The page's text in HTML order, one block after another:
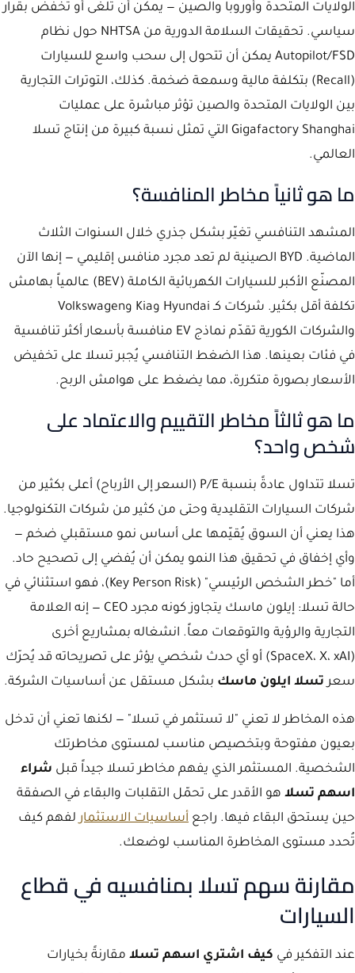
الولايات المتحدة وأوروبا والصين — يمكن أن تُلغى أو تُخفَّض بقرار
سياسي. تحقيقات السلامة الدورية من NHTSA حول نظام
Autopilot/FSD يمكن أن تتحول إلى سحب واسع للسيارات
(Recall) بتكلفة مالية وسمعة ضخمة. كذلك، التوترات التجارية
بين الولايات المتحدة والصين تؤثر مباشرة على عمليات
Gigafactory Shanghai التي تمثل نسبة كبيرة من إنتاج تسلا
العالمي.
ما هو ثانياً مخاطر المنافسة؟
المشهد التنافسي تغيّر بشكل جذري خلال السنوات الثلاث
الماضية. BYD الصينية لم تعد مجرد منافس إقليمي — إنها الآن
المصنّع الأكبر للسيارات الكهربائية الكاملة (BEV) عالمياً بهامش
تكلفة أقل بكثير. شركات كـ Hyundai وKia وVolkswagen
والشركات الكورية تقدّم نماذج EV منافسة بأسعار أكثر تنافسية
في فئات بعينها. هذا الضغط التنافسي يُجبر تسلا على تخفيض
الأسعار بصورة متكررة، مما يضغط على هوامش الربح.
ما هو ثالثاً مخاطر التقييم والاعتماد على
شخص واحد؟
تسلا تتداول عادةً بنسبة P/E (السعر إلى الأرباح) أعلى بكثير من
شركات السيارات التقليدية وحتى من كثير من شركات التكنولوجيا.
هذا يعني أن السوق يُقيّمها على أساس نمو مستقبلي ضخم —
وأي إخفاق في تحقيق هذا النمو يمكن أن يُفضي إلى تصحيح حاد.
أما "خطر الشخص الرئيسي" (Key Person Risk)، فهو استثنائي في
حالة تسلا: إيلون ماسك يتجاوز كونه مجرد CEO — إنه العلامة
التجارية والرؤية والتوقعات معاً. انشغاله بمشاريع أخرى
(SpaceX، X، xAI) أو أي حدث شخصي يؤثر على تصريحاته قد يُحرّك
سعر تسلا ايلون ماسك بشكل مستقل عن أساسيات الشركة.
هذه المخاطر لا تعني "لا تستثمر في تسلا" — لكنها تعني أن تدخل
بعيون مفتوحة وبتخصيص مناسب لمستوى مخاطرتك
الشخصية. المستثمر الذي يفهم مخاطر تسلا جيداً قبل شراء
اسهم تسلا هو الأقدر على تحمّل التقلبات والبقاء في الصفقة
حين يستحق البقاء فيها. راجع أساسيات الاستثمار لفهم كيف
تُحدد مستوى المخاطرة المناسب لوضعك.
مقارنة سهم تسلا بمنافسيه في قطاع
السيارات
عند التفكير في كيف اشتري اسهم تسلا مقارنةً بخيارات